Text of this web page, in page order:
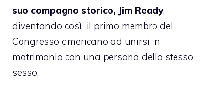
suo compagno storico, Jim Ready,
diventando così il primo membro del
Congresso americano ad unirsi in
matrimonio con una persona dello stesso
sesso.